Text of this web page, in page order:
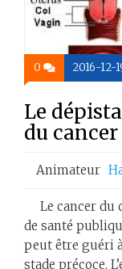
0 2016-12-
Le
du
Animateur
Le cancer du
de santé
peut être guéri
stade précoce.